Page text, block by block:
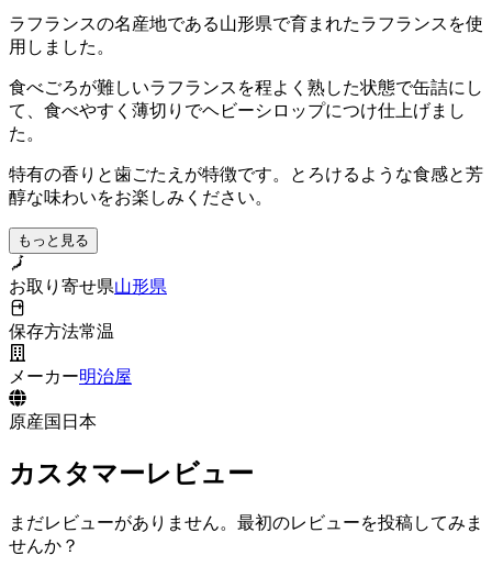
ラフランスの名産地である山形県で育まれたラフランスを使
用しました。
食べごろが難しいラフランスを程よく熟した状態で缶詰にし
て、食べやすく薄切りでヘビーシロップにつけ仕上げまし
た。
特有の香りと歯ごたえが特徴です。とろけるような食感と芳
醇な味わいをお楽しみください。
もっと見る
お取り寄せ県山形県
保存方法常温
メーカー明治屋
原産国 日本
カスタマーレビュー
まだレビューがありません。最初のレビューを投稿してみま
せんか？